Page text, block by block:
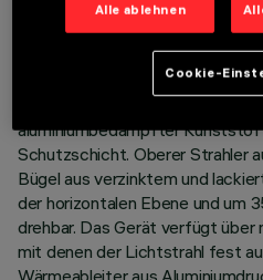
Schwenkbare, runde
COB-Lampe. Im Farbton Warm
Version mit Rahmen zur
aluminiumbedampfter
Schutzschicht. Oberer Strahler
Bügel aus verzinktem und
der horizontalen Ebene und um
drehbar. Das Gerät verfügt über
mit denen der Lichtstrahl fest
Wärmeableiter aus
Alle ablehnen
Cookie-